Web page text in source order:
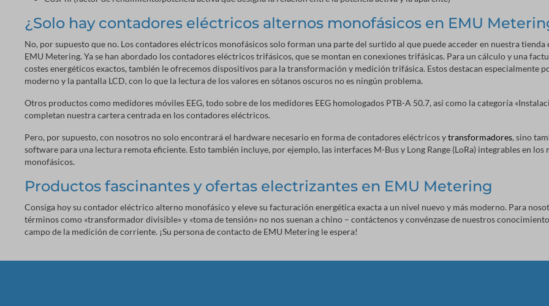
¿Solo hay contadores eléctricos alternos monofásicos en EMU
No, por supuesto que no. Los contadores eléctricos monofásicos solo forman una parte del surtido al que puede acceder en nuestra tienda
EMU Metering. Ya se han abordado los contadores eléctricos trifásicos, que se montan en conexiones trifásicas. Para un cálculo y una
costes energéticos exactos, también le ofrecemos dispositivos para la transformación y medición trifásica. Estos destacan especialmente
moderno y la pantalla LCD, con lo que la lectura de los valores en sótanos oscuros no es ningún problema.
Otros productos como medidores móviles EEG, todo sobre de los medidores EEG homologados PTB-A 50.7, así como la categoría
completan nuestra cartera centrada en los contadores eléctricos.
Pero, por supuesto, con nosotros no solo encontrará el hardware necesario en forma de contadores eléctricos ytransformadores, sino
software para una lectura remota eficiente. Esto también incluye, por ejemplo, las interfaces M-Bus y Long Range (LoRa) integrables en los
monofásicos.
Productos fascinantes y ofertas electrizantes en EMU Metering
Consiga hoy su contador eléctrico alterno monofásico y eleve su facturación energética exacta a un nivel nuevo y más moderno. Para
términos como «transformador divisible» y «toma de tensión» no nos suenan a chino – contáctenos y convénzase de nuestros
campo de la medición de corriente. ¡Su persona de contacto de EMU Metering le espera!